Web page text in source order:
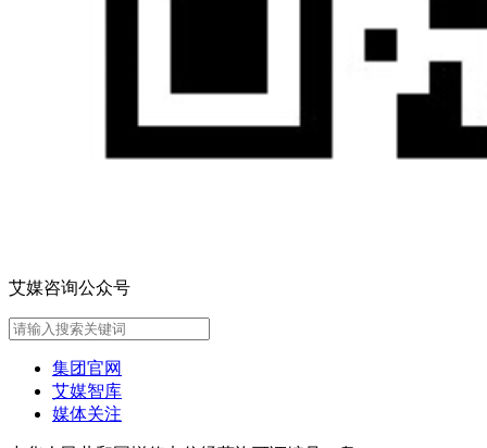
艾媒咨询公众号
集团官网
艾媒智库
媒体关注